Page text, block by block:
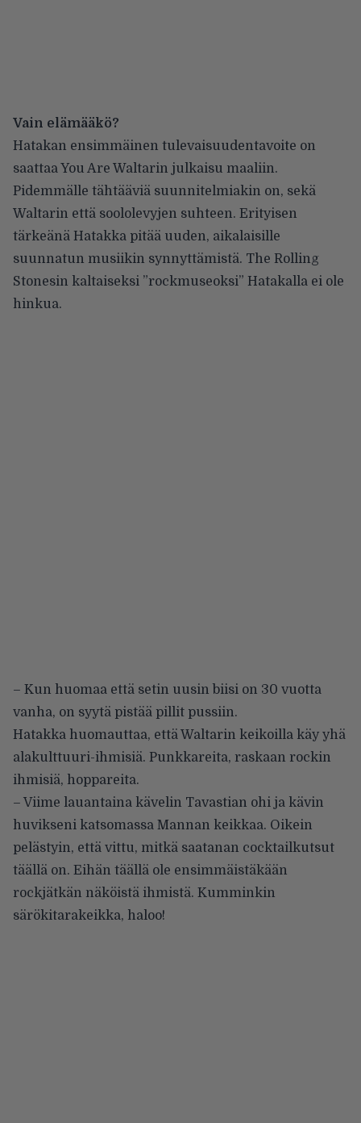
Vain elämääkö?
Hatakan ensimmäinen tulevaisuudentavoite on
saattaa You Are Waltarin julkaisu maaliin.
Pidemmälle tähtääviä suunnitelmiakin on, sekä
Waltarin että soololevyjen suhteen. Erityisen
tärkeänä Hatakka pitää uuden, aikalaisille
suunnatun musiikin synnyttämistä. The Rolling
Stonesin kaltaiseksi ”rockmuseoksi” Hatakalla ei ole
hinkua.
– Kun huomaa että setin uusin biisi on 30 vuotta
vanha, on syytä pistää pillit pussiin.
Hatakka huomauttaa, että Waltarin keikoilla käy yhä
alakulttuuri-ihmisiä. Punkkareita, raskaan rockin
ihmisiä, hoppareita.
– Viime lauantaina kävelin Tavastian ohi ja kävin
huvikseni katsomassa Mannan keikkaa. Oikein
pelästyin, että vittu, mitkä saatanan cocktailkutsut
täällä on. Eihän täällä ole ensimmäistäkään
rockjätkän näköistä ihmistä. Kumminkin
särökitarakeikka, haloo!